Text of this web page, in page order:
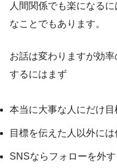
人間関係でも楽になる
なことでもあります。
お話は変わりますが効
するにはまず
本当に大事な人にだけ目
目標を伝えた人以外に
SNSならフォローを外す